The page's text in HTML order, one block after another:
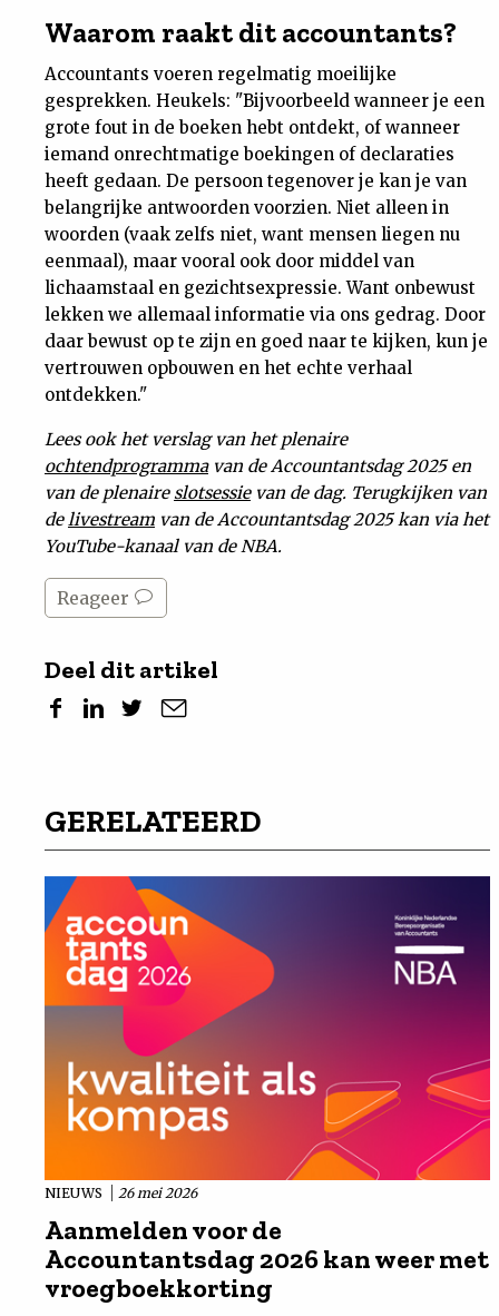
Waarom raakt dit accountants?
Accountants voeren regelmatig moeilijke
gesprekken. Heukels: "Bijvoorbeeld wanneer je een
grote fout in de boeken hebt ontdekt, of wanneer
iemand onrechtmatige boekingen of declaraties
heeft gedaan. De persoon tegenover je kan je van
belangrijke antwoorden voorzien. Niet alleen in
woorden (vaak zelfs niet, want mensen liegen nu
eenmaal), maar vooral ook door middel van
lichaamstaal en gezichtsexpressie. Want onbewust
lekken we allemaal informatie via ons gedrag. Door
daar bewust op te zijn en goed naar te kijken, kun je
vertrouwen opbouwen en het echte verhaal
ontdekken."
Lees ook het verslag van het plenaire
ochtendprogrammavan de Accountantsdag 2025 en
van de plenaire slotsessievan de dag. Terugkijken van
delivestream van de Accountantsdag 2025 kan via het
YouTube-kanaal van de NBA.
Reageer
Deel dit artikel
GERELATEERD
NIEUWS 26 mei 2026
Aanmelden voor de
Accountantsdag 2026 kan weer met
vroegboekkorting